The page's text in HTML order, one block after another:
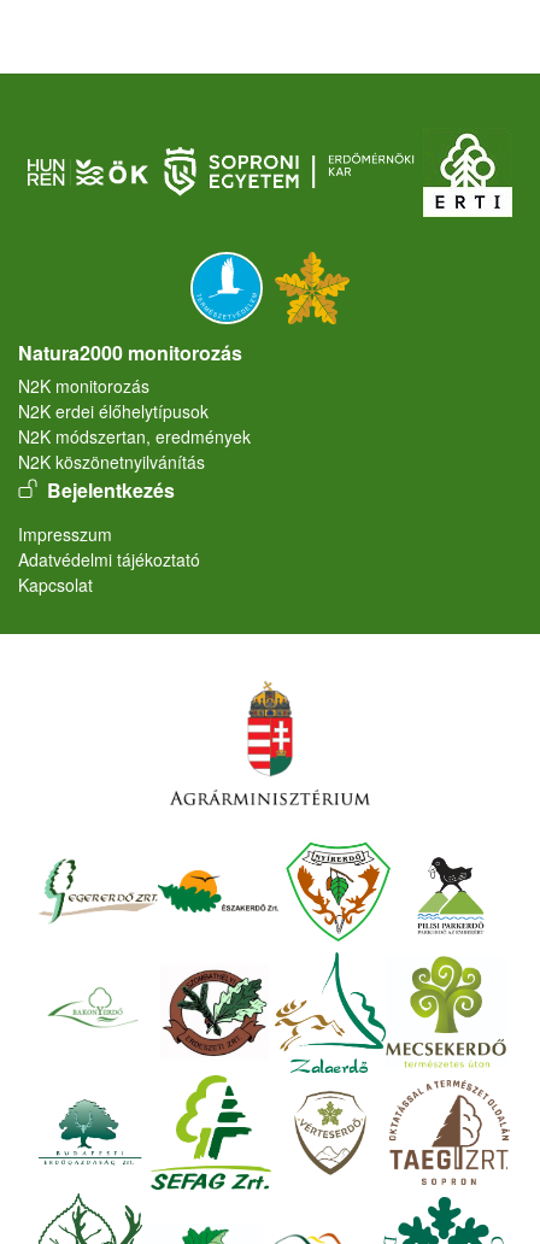
Natura2000 monitorozás
N2K monitorozás
N2K erdei élőhelytípusok
N2K módszertan, eredmények
N2K köszönetnyilvánítás
User account menu
Bejelentkezés
Lábléc
Impresszum
Adatvédelmi tájékoztató
Kapcsolat